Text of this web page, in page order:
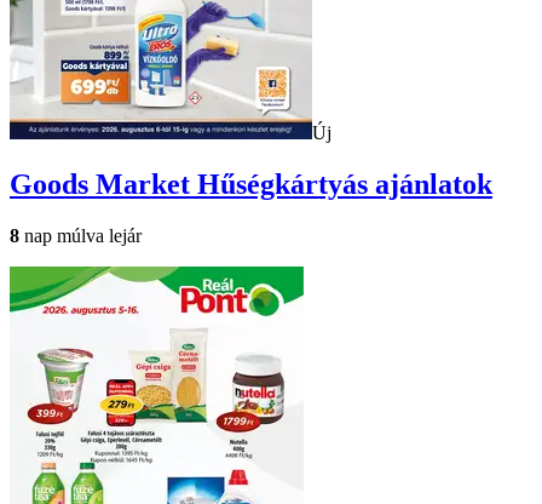
Új
Goods Market Hűségkártyás ajánlatok
8 nap múlva lejár